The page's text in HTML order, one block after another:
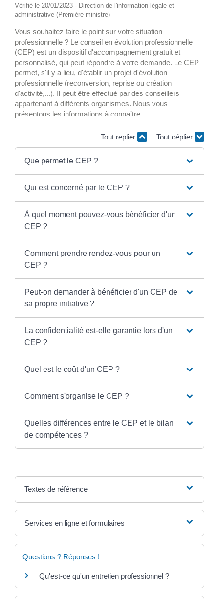
Vérifié le 20/01/2023 - Direction de l'information légale et
administrative (Première ministre)
Vous souhaitez faire le point sur votre situation
professionnelle ? Le conseil en évolution professionnelle
(CEP) est un dispositif d'accompagnement gratuit et
personnalisé, qui peut répondre à votre demande. Le CEP
permet, s'il y a lieu, d'établir un projet d'évolution
professionnelle (reconversion, reprise ou création
d'activité,...). Il peut être effectué par des conseillers
appartenant à différents organismes. Nous vous
présentons les informations à connaître.
Tout replier Tout déplier
Que permet le CEP ?
Qui est concerné par le CEP ?
À quel moment pouvez-vous bénéficier d'un
CEP ?
Comment prendre rendez-vous pour un
CEP ?
Peut-on demander à bénéficier d'un CEP de
sa propre initiative ?
La confidentialité est-elle garantie lors d'un
CEP ?
Quel est le coût d'un CEP ?
Comment s'organise le CEP ?
Quelles différences entre le CEP et le bilan
de compétences ?
Textes de référence
Services en ligne et formulaires
Questions ? Réponses !
Qu'est-ce qu'un entretien professionnel ?